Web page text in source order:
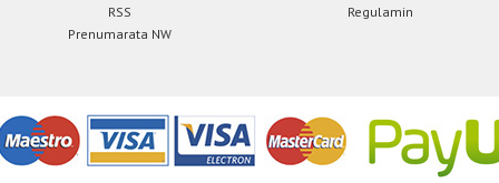
RSS
Regulamin
Prenumarata NW